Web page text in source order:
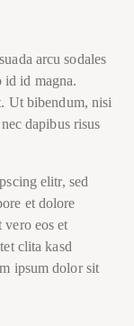
arcu sodales
id id magna.
Ut bibendum, nisi
dapibus risus
elitr, sed
et dolore
vero eos et
clita kasd
ipsum dolor sit